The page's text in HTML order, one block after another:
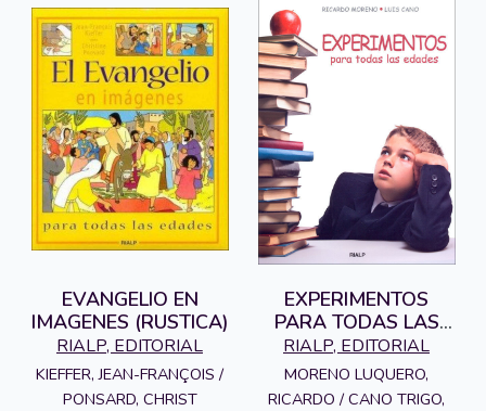
EVANGELIO EN
IMAGENES (RUSTICA)
RIALP, EDITORIAL
KIEFFER, JEAN-FRANÇOIS /
PONSARD, CHRIST
EXPERIMENTOS
PARA TODAS LAS
EDADES
RIALP, EDITORIAL
MORENO LUQUERO,
RICARDO / CANO TRIGO,